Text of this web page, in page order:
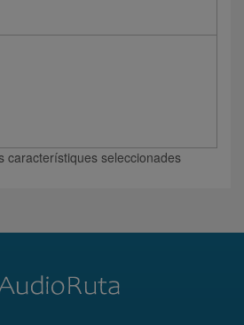
característiques seleccionades